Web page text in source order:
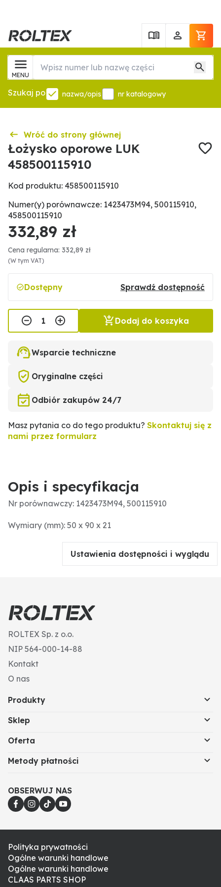
MENU
Szukaj po nazwa/opis nr katalogowy
Wróć do strony głównej
Łożysko oporowe LUK
458500115910
Kod produktu: 458500115910
Numer(y) porównawcze: 1423473M94, 500115910,
458500115910
332,89 zł
Cena regularna: 332,89 zł
(W tym VAT)
Dostępny Sprawdź dostępność
Dodaj do koszyka
Wsparcie techniczne
Oryginalne części
Odbiór zakupów 24/7
Masz pytania co do tego produktu? Skontaktuj się z
nami przez formularz
Opis i specyfikacja
Nr porównawczy: 1423473M94, 500115910
Wymiary (mm): 50 x 90 x 21
Ustawienia dostępności i wyglądu
ROLTEX Sp. z o.o.
NIP 564-000-14-88
Kontakt
O nas
Produkty
Sklep
Oferta
Metody płatności
OBSERWUJ NAS
Polityka prywatności
Ogólne warunki handlowe
Ogólne warunki handlowe
CLAAS PARTS SHOP